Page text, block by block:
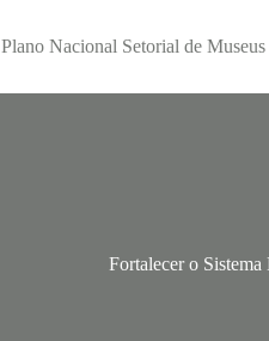
Plano Nacional Setorial de Museus
Fortalecer o